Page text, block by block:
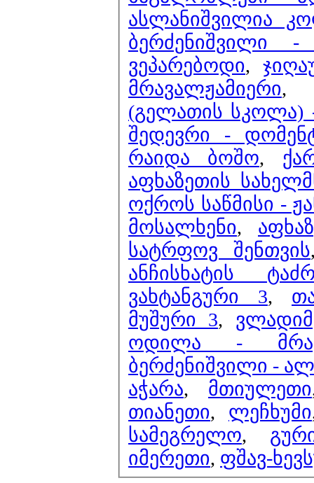
ასლანიშვილია
ბერძენიშვილი
ვეპარებოდი,
მრავალჟამიერი
(გელათის სკოლა)
შედევრი -
რაიდა ბოშო,
აფხაზეთის
ოქროს საწმისი -
მოსალხენი,
სატრფოვ შენთვის
ანჩისხატის
ვახტანგური 3,
მუშური 3,
ოდილა -
ბერძენიშვილი -
აჭარა, მთიულეთი
თიანეთი, ლეჩხუმი
სამეგრელო,
იმერეთი, ფშავ-